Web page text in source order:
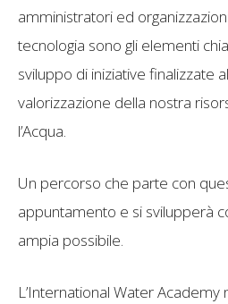
amministratori ed
tecnologia sono gli elementi
sviluppo di iniziative finalizzate
valorizzazione della nostra
l’Acqua.
Un percorso che parte con
appuntamento e si svilupperà
ampia possibile.
L’International Water Academy